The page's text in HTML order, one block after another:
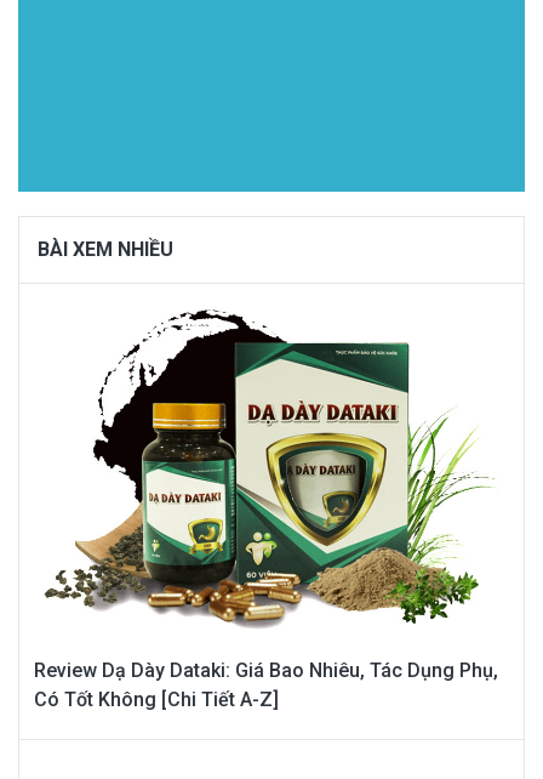
BÀI XEM NHIỀU
Review Dạ Dày Dataki: Giá Bao Nhiêu, Tác Dụng Phụ,
Có Tốt Không [Chi Tiết A-Z]